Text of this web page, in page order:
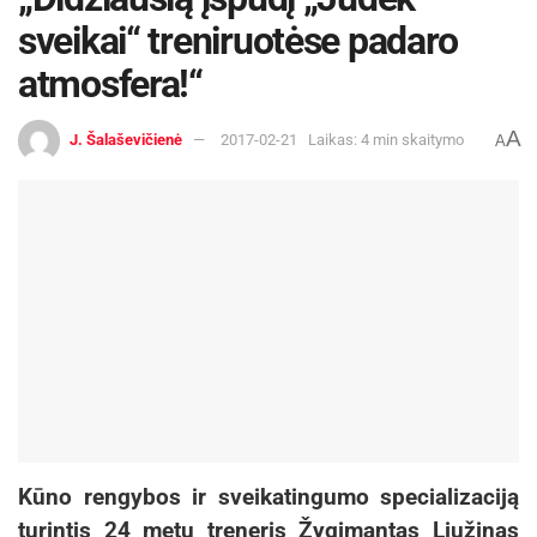
sveikai“ treniruotėse padaro
atmosfera!“
J. Šalaševičienė 2017-02-21 Laikas: 4 min skaitymo AA
Kūno rengybos ir sveikatingumo specializaciją
turintis 24 metų treneris Žygimantas Liužinas